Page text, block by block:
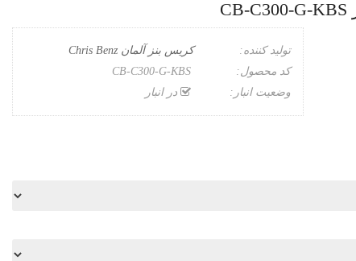
تولید کننده:
کریس بنز آلمان Chris Benz
کد محصول:
وضعیت انبار:
در انبار